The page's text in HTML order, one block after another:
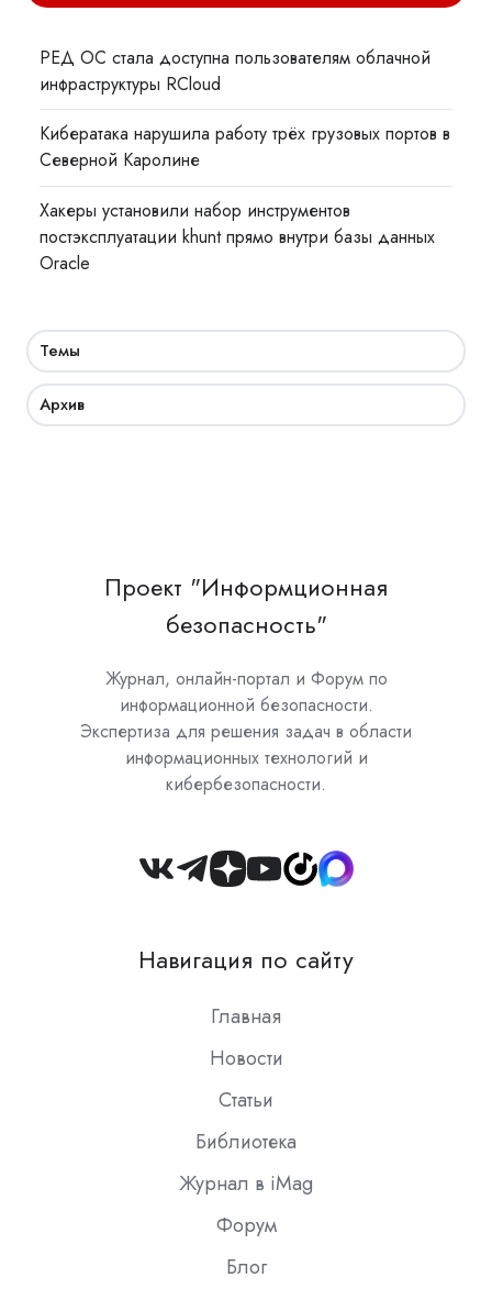
РЕД ОС стала доступна пользователям облачной
инфраструктуры RCloud
Кибератака нарушила работу трёх грузовых портов в
Северной Каролине
Хакеры установили набор инструментов
постэксплуатации khunt прямо внутри базы данных
Oracle
Темы
Архив
Проект "Информционная
безопасность"
Журнал, онлайн-портал и Форум по
информационной безопасности.
Экспертиза для решения задач в области
информационных технологий и
кибербезопасности.
Join
Slack
Навигация по сайту
Главная
Новости
Статьи
Библиотека
Журнал в iMag
Форум
Блог